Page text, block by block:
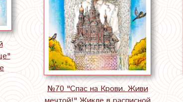
№70 "Спас на Крови. Живи